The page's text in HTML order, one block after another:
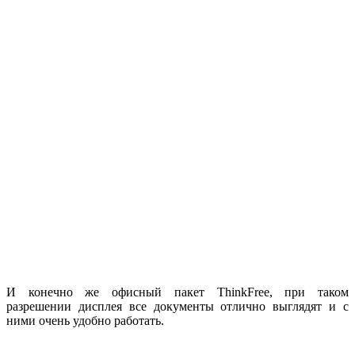
И конечно же офисный пакет ThinkFree, при таком
разрешении дисплея все документы отлично выглядят и с
ними очень удобно работать.